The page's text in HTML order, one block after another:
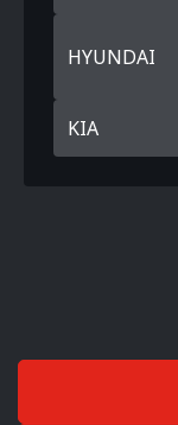
HYUNDAI
KIA